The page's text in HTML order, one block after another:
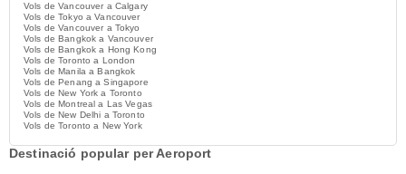
Vols de Vancouver a Calgary
Vols de Tokyo a Vancouver
Vols de Vancouver a Tokyo
Vols de Bangkok a Vancouver
Vols de Bangkok a Hong Kong
Vols de Toronto a London
Vols de Manila a Bangkok
Vols de Penang a Singapore
Vols de New York a Toronto
Vols de Montreal a Las Vegas
Vols de New Delhi a Toronto
Vols de Toronto a New York
Destinació popular per Aeroport